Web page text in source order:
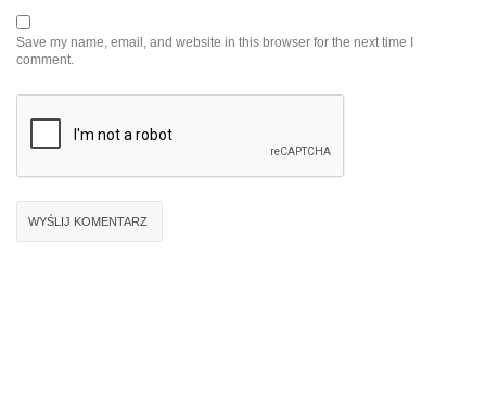
Save my name, email, and website in this browser for the next time I
comment.